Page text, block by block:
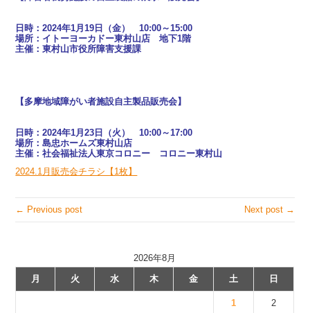
日時：2024年1月19日（金） 10:00～15:00
場所：イトーヨーカドー東村山店 地下1階
主催：東村山市役所障害支援課
【多摩地域障がい者施設自主製品販売会】
日時：2024年1月23日（火） 10:00～17:00
場所：島忠ホームズ東村山店
主催：社会福祉法人東京コロニー コロニー東村山
2024.1月販売会チラシ【1枚】
← Previous post Next post →
2026年8月
月
火 水 木 金 土 日
1 2